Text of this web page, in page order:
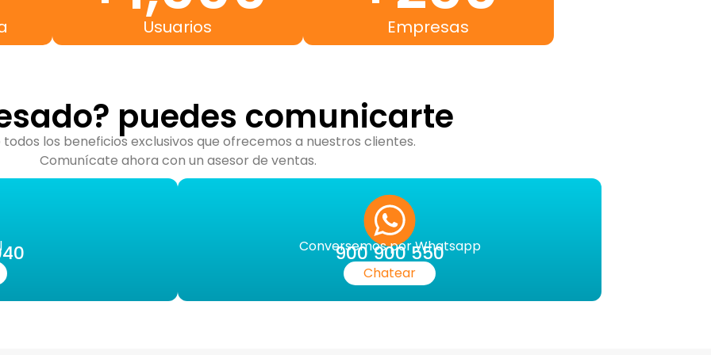
Usuarios Empresas
puedes comunicarte
los beneficios exclusivos que ofrecemos a nuestros clientes.
Comunícate ahora con un asesor de ventas.
Conversemos por Whatsapp
900 900 550
Chatear